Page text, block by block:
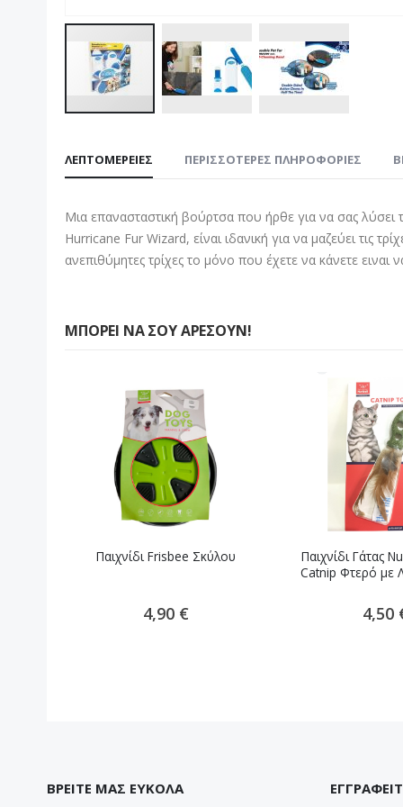
αρχή
συλλογής
εικόνων
ΛΕΠΤΟΜΈΡΕΙΕΣ
Μια επανασταστική βούρτσα που ήρθε για να σας λύσει
Hurricane Fur Wizard, είναι ιδανική για να μαζεύει τις
ανεπιθύμητες τρίχες το μόνο που έχετε να κάνετε
ΠΕΡΙΣΣΌΤΕΡΕΣ ΠΛΗΡΟΦΟΡΊΕΣ
ΜΠΟΡΕΊ ΝΑ ΣΟΥ ΑΡΈΣΟΥΝ!
Παιχνίδι Frisbee Σκύλου
4,90 €
Παιχνίδι Γάτας
Catnip Φτερό με
4,50
ΒΡΕΙΤΕ ΜΑΣ ΕΥΚΟΛΑ